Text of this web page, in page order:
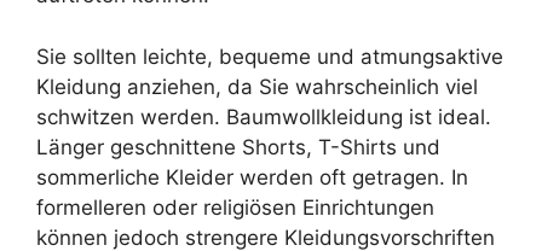
Sie sollten leichte, bequeme und atmungsaktive
Kleidung anziehen, da Sie wahrscheinlich viel
schwitzen werden. Baumwollkleidung ist ideal.
Länger geschnittene Shorts, T-Shirts und
sommerliche Kleider werden oft getragen. In
formelleren oder religiösen Einrichtungen
können jedoch strengere Kleidungsvorschriften